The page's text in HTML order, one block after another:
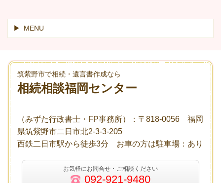
MENU
筑紫野市で相続・遺言書作成なら
相続相談福岡センター
（みずた行政書士・FP事務所）：〒818-0056 福岡
県筑紫野市二日市北2-3-3-205
西鉄二日市駅から徒歩3分 お車の方は駐車場：あり
お気軽にお問合せ・ご相談ください
092-921-9480